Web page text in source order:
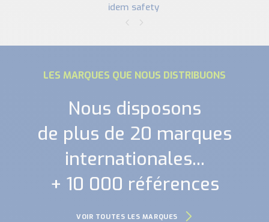
idem safety
LES MARQUES QUE NOUS DISTRIBUONS
Nous disposons
de plus de 20 marques
internationales...
+ 10 000 références
VOIR TOUTES LES MARQUES